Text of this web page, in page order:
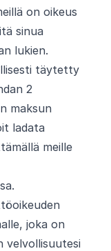
on oikeus
sinua
lukien.
täytetty
2
maksun
ladata
meille
joka on
velvollisuutesi